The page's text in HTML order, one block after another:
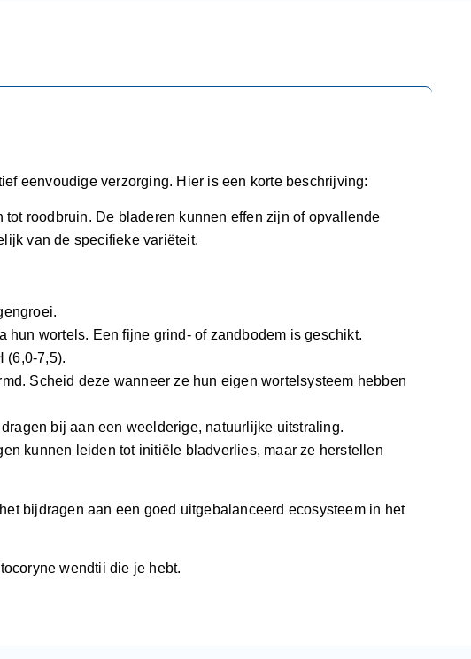
eenvoudige verzorging. Hier is een korte beschrijving:
roodbruin. De bladeren kunnen effen zijn of opvallende
van de specifieke variëteit.
wortels. Een fijne grind- of zandbodem is geschikt.
(6,0-7,5).
Scheid deze wanneer ze hun eigen wortelsysteem hebben
bij aan een weelderige, natuurlijke uitstraling.
kunnen leiden tot initiële bladverlies, maar ze herstellen
bijdragen aan een goed uitgebalanceerd ecosysteem in het
wendtii die je hebt.